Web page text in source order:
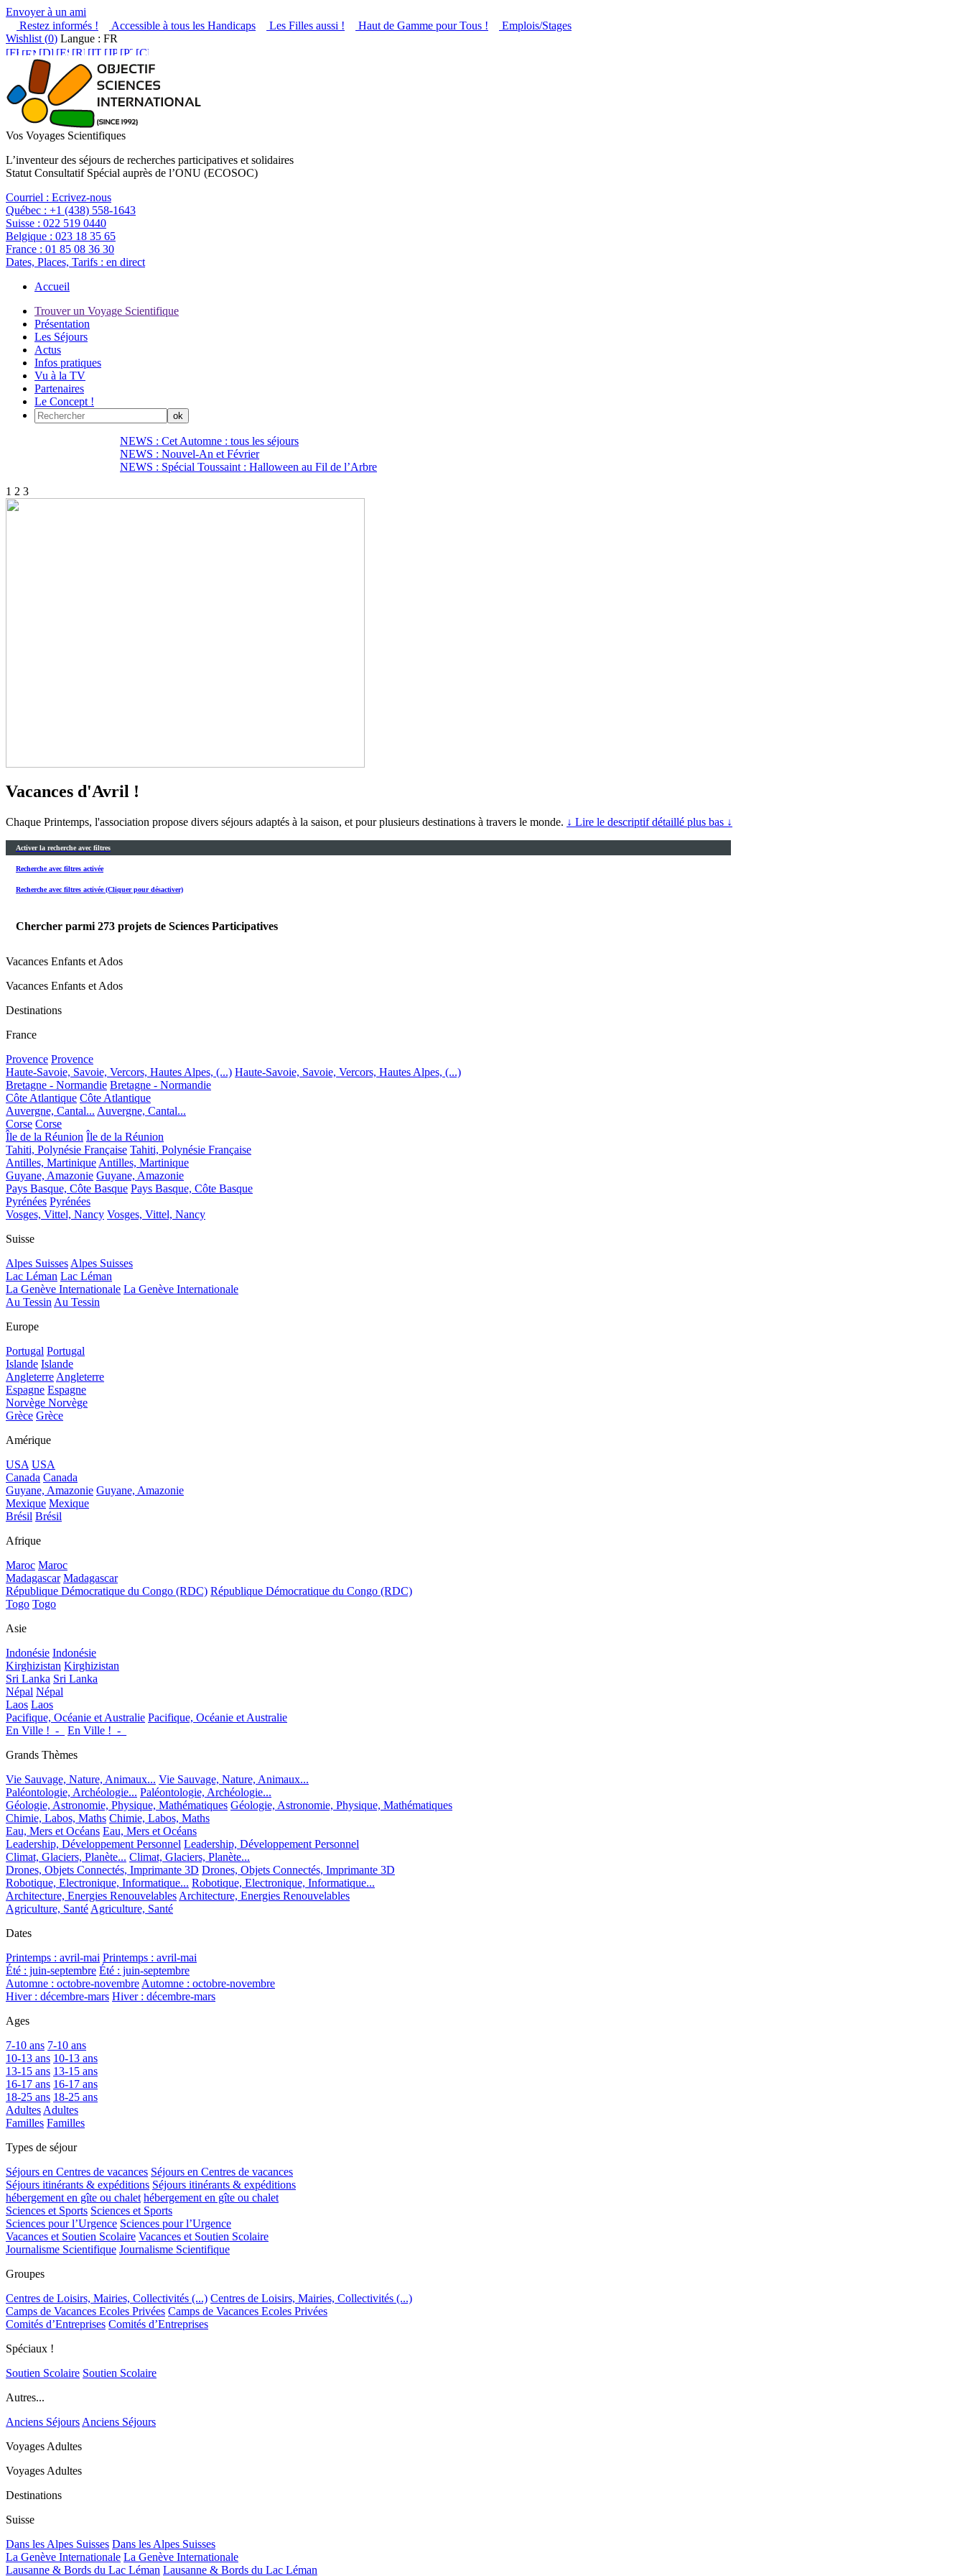
Envoyer à un ami
Restez informés !
Accessible à tous les Handicaps Les Filles aussi ! Haut de Gamme pour Tous !
Emplois/Stages
Wishlist (0) Langue : FR
Vos Voyages Scientifiques
L’inventeur des séjours de recherches participatives et solidaires
Statut Consultatif Spécial auprès de l’ONU (ECOSOC)
Courriel : Ecrivez-nous
Québec : +1 (438) 558-1643
Suisse : 022 519 0440
Belgique : 023 18 35 65
France : 01 85 08 36 30
Dates, Places, Tarifs : en direct
Accueil
Trouver un Voyage Scientifique
Présentation
Les Séjours
Actus
Infos pratiques
Vu à la TV
Partenaires
Le Concept !
NEWS : Cet Automne : tous les séjours
NEWS : Nouvel-An et Février
NEWS : Spécial Toussaint : Halloween au Fil de l’Arbre
1 2 3
Vacances d'Avril !
Chaque Printemps, l'association propose divers séjours adaptés à la saison, et pour plusieurs destinations à travers le monde. ↓ Lire le descriptif détaillé plus bas ↓
Activer la recherche avec filtres
Recherche avec filtres activée
Recherche avec filtres activée (Cliquer pour désactiver)
Chercher parmi 273 projets de Sciences Participatives
Vacances Enfants et Ados
Vacances Enfants et Ados
Destinations
France
Provence Provence
Haute-Savoie, Savoie, Vercors, Hautes Alpes, (...) Haute-Savoie, Savoie, Vercors, Hautes Alpes, (...)
Bretagne - Normandie Bretagne - Normandie
Côte Atlantique Côte Atlantique
Auvergne, Cantal... Auvergne, Cantal...
Corse Corse
Île de la Réunion Île de la Réunion
Tahiti, Polynésie Française Tahiti, Polynésie Française
Antilles, Martinique Antilles, Martinique
Guyane, Amazonie Guyane, Amazonie
Pays Basque, Côte Basque Pays Basque, Côte Basque
Pyrénées Pyrénées
Vosges, Vittel, Nancy Vosges, Vittel, Nancy
Suisse
Alpes Suisses Alpes Suisses
Lac Léman Lac Léman
La Genève Internationale La Genève Internationale
Au Tessin Au Tessin
Europe
Portugal Portugal
Islande Islande
Angleterre Angleterre
Espagne Espagne
Norvège Norvège
Grèce Grèce
Amérique
USA USA
Canada Canada
Guyane, Amazonie Guyane, Amazonie
Mexique Mexique
Brésil Brésil
Afrique
Maroc Maroc
Madagascar Madagascar
République Démocratique du Congo (RDC) République Démocratique du Congo (RDC)
Togo Togo
Asie
Indonésie Indonésie
Kirghizistan Kirghizistan
Sri Lanka Sri Lanka
Népal Népal
Laos Laos
Pacifique, Océanie et Australie Pacifique, Océanie et Australie
En Ville !_-_
En Ville !_-_
Grands Thèmes
Vie Sauvage, Nature, Animaux... Vie Sauvage, Nature, Animaux...
Paléontologie, Archéologie... Paléontologie, Archéologie...
Géologie, Astronomie, Physique, Mathématiques Géologie, Astronomie, Physique, Mathématiques
Chimie, Labos, Maths Chimie, Labos, Maths
Eau, Mers et Océans Eau, Mers et Océans
Leadership, Développement Personnel Leadership, Développement Personnel
Climat, Glaciers, Planète... Climat, Glaciers, Planète...
Drones, Objets Connectés, Imprimante 3D Drones, Objets Connectés, Imprimante 3D
Robotique, Electronique, Informatique... Robotique, Electronique, Informatique...
Architecture, Energies Renouvelables Architecture, Energies Renouvelables
Agriculture, Santé Agriculture, Santé
Dates
Printemps : avril-mai Printemps : avril-mai
Été : juin-septembre Été : juin-septembre
Automne : octobre-novembre Automne : octobre-novembre
Hiver : décembre-mars Hiver : décembre-mars
Ages
7-10 ans 7-10 ans
10-13 ans 10-13 ans
13-15 ans 13-15 ans
16-17 ans 16-17 ans
18-25 ans 18-25 ans
Adultes Adultes
Familles Familles
Types de séjour
Séjours en Centres de vacances Séjours en Centres de vacances
Séjours itinérants & expéditions Séjours itinérants & expéditions
hébergement en gîte ou chalet hébergement en gîte ou chalet
Sciences et Sports Sciences et Sports
Sciences pour l’Urgence Sciences pour l’Urgence
Vacances et Soutien Scolaire Vacances et Soutien Scolaire
Journalisme Scientifique Journalisme Scientifique
Groupes
Centres de Loisirs, Mairies, Collectivités (...) Centres de Loisirs, Mairies, Collectivités (...)
Camps de Vacances Ecoles Privées Camps de Vacances Ecoles Privées
Comités d’Entreprises Comités d’Entreprises
Spéciaux !
Soutien Scolaire Soutien Scolaire
Autres...
Anciens Séjours Anciens Séjours
Voyages Adultes
Voyages Adultes
Destinations
Suisse
Dans les Alpes Suisses Dans les Alpes Suisses
La Genève Internationale La Genève Internationale
Lausanne & Bords du Lac Léman Lausanne & Bords du Lac Léman